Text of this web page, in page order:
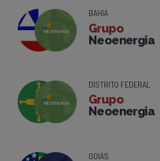
BAHIA
Grupo
Neoenergia
DISTRITO FEDERAL
Grupo
Neoenergia
GOIÁS